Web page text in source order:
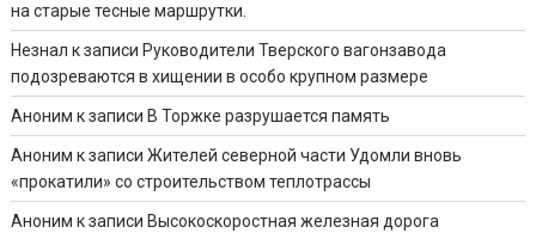
на старые тесные маршрутки.
Незнал к записи Руководители Тверского вагонзавода
подозреваются в хищении в особо крупном размере
Аноним к записи В Торжке разрушается память
Аноним к записиЖителей северной части Удомли вновь
«прокатили» со строительством теплотрассы
Аноним к записи Высокоскоростная железная дорога